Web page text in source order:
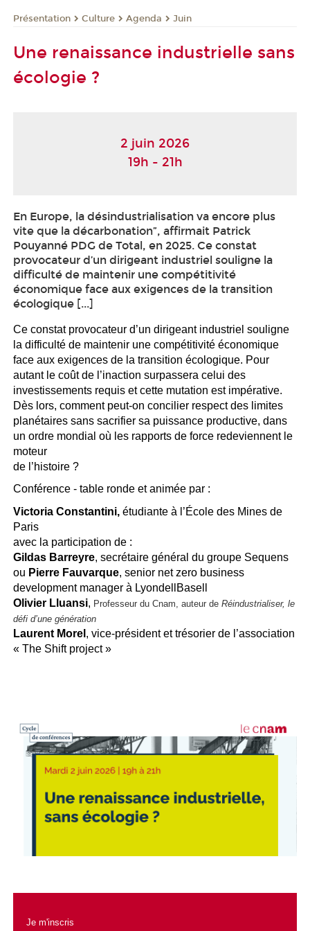
Présentation Culture Agenda Juin
Une renaissance industrielle sans
écologie ?
2 juin 2026
19h - 21h
En Europe, la désindustrialisation va encore plus
vite que la décarbonation”, affirmait Patrick
Pouyanné PDG de Total, en 2025. Ce constat
provocateur d’un dirigeant industriel souligne la
difficulté de maintenir une compétitivité
économique face aux exigences de la transition
écologique [...]
Ce constat provocateur d’un dirigeant industriel souligne
la difficulté de maintenir une compétitivité économique
face aux exigences de la transition écologique. Pour
autant le coût de l’inaction surpassera celui des
investissements requis et cette mutation est impérative.
Dès lors, comment peut-on concilier respect des limites
planétaires sans sacrifier sa puissance productive, dans
un ordre mondial où les rapports de force redeviennent le
moteur
de l’histoire ?
Conférence - table ronde et animée par :
Victoria Constantini, étudiante à l’École des Mines de
Paris
avec la participation de :
Gildas Barreyre, secrétaire général du groupe Sequens
ou Pierre Fauvarque, senior net zero business
development manager à LyondellBasell
Olivier Lluansi, Professeur du Cnam, auteur de Réindustrialiser, le
défi d’une génération
Laurent Morel , vice-président et trésorier de l’association
« The Shift project »
Je m'inscris